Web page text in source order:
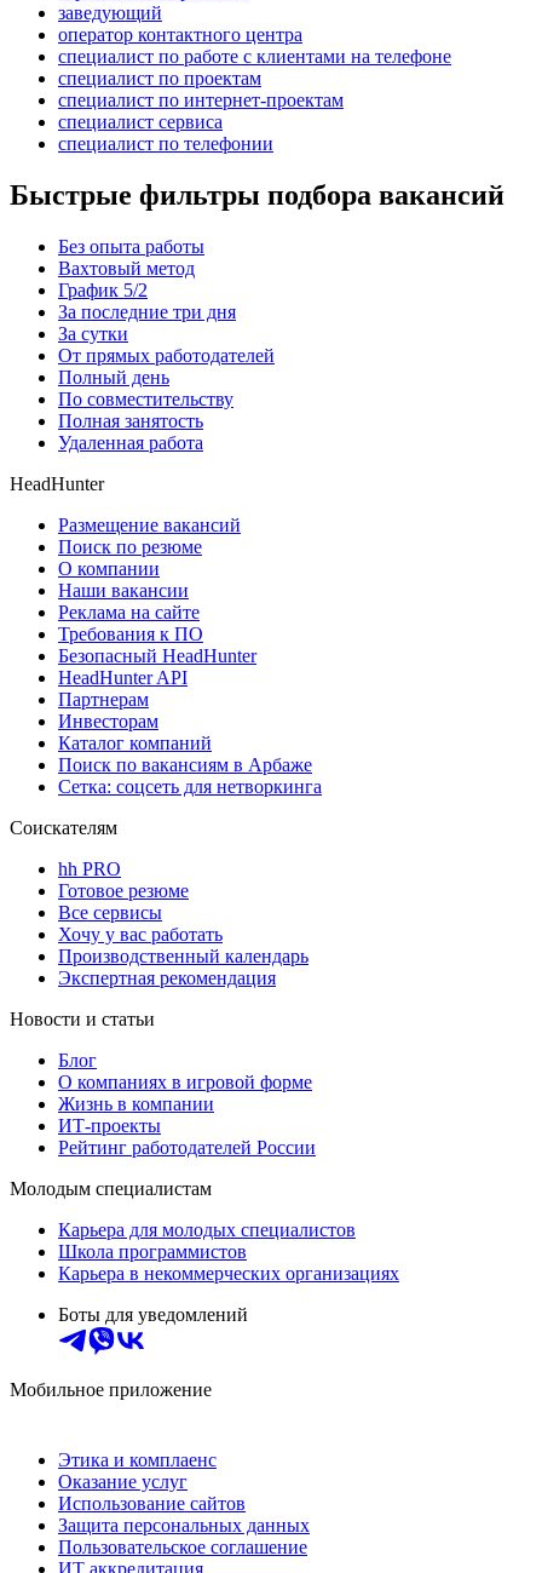
заведующий
оператор контактного центра
специалист по работе с клиентами на телефоне
специалист по проектам
специалист по интернет-проектам
специалист сервиса
специалист по телефонии
Быстрые фильтры подбора вакансий
Без опыта работы
Вахтовый метод
График 5/2
За последние три дня
За сутки
От прямых работодателей
Полный день
По совместительству
Полная занятость
Удаленная работа
HeadHunter
Размещение вакансий
Поиск по резюме
О компании
Наши вакансии
Реклама на сайте
Требования к ПО
Безопасный HeadHunter
HeadHunter API
Партнерам
Инвесторам
Каталог компаний
Поиск по вакансиям в Арбаже
Сетка: соцсеть для нетворкинга
Соискателям
hh PRO
Готовое резюме
Все сервисы
Хочу у вас работать
Производственный календарь
Экспертная рекомендация
Новости и статьи
Блог
О компаниях в игровой форме
Жизнь в компании
ИТ-проекты
Рейтинг работодателей России
Молодым специалистам
Карьера для молодых специалистов
Школа программистов
Карьера в некоммерческих организациях
Боты для уведомлений
Мобильное приложение
Этика и комплаенс
Оказание услуг
Использование сайтов
Защита персональных данных
Пользовательское соглашение
ИТ аккредитация